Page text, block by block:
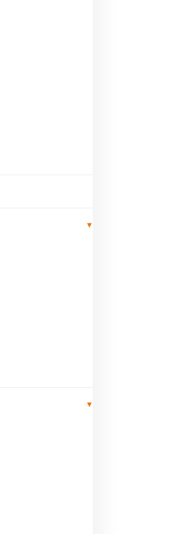
▾
▾